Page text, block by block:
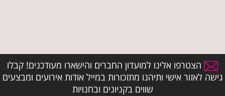
הצטרפו אלינו למועדון החברים והישארו מעודכנים! קבלו
גישה לאזור אישי ותיהנו מתזכורות במייל אודות אירועים ומבצעים
שווים בקניונים ובחנויות